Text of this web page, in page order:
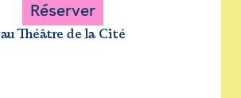
Réserver
au Théâtre de la Cité